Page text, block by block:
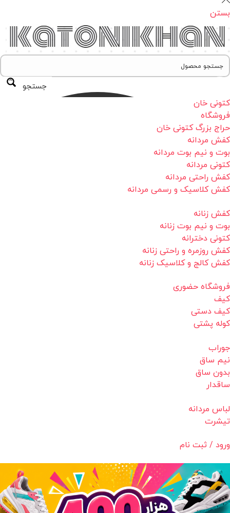
بستن
جستجو
کتونی خان
فروشگاه
حراج بزرگ کتونی خان
کفش مردانه
بوت و نیم بوت مردانه
کتونی مردانه
کفش راحتی مردانه
کفش کلاسیک و رسمی مردانه
کفش زنانه
بوت و نیم بوت زنانه
کتونی دخترانه
کفش روزمره و راحتی زنانه
کفش کالج و کلاسیک زنانه
فروشگاه حضوری
کیف
کیف دستی
کوله پشتی
جوراب
نیم ساق
بدون ساق
ساقدار
لباس مردانه
تیشرت
ورود / ثبت نام